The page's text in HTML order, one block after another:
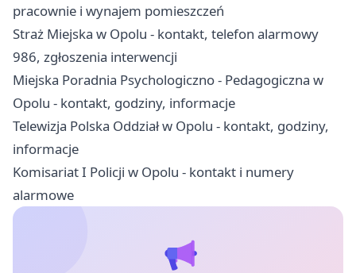
pracownie i wynajem pomieszczeń
Straż Miejska w Opolu - kontakt, telefon alarmowy
986, zgłoszenia interwencji
Miejska Poradnia Psychologiczno - Pedagogiczna w
Opolu - kontakt, godziny, informacje
Telewizja Polska Oddział w Opolu - kontakt, godziny,
informacje
Komisariat I Policji w Opolu - kontakt i numery
alarmowe